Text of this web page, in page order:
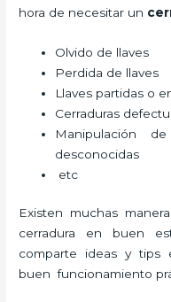
hora de necesitar un
Olvido de llaves
Perdida de llaves
Llaves partidas o
Cerraduras
Manipulación
desconocidas
etc
Existen muchas
cerradura en buen
comparte ideas y tips
buen funcionamiento